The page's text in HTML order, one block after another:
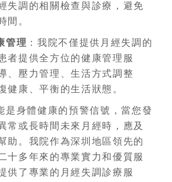
失調的相關檢查與診療，避免
間。
管理 ：我院不僅提供月經失調的
者提供全方位的健康管理服
、壓力管理、生活方式調整
健康、平衡的生活狀態。
是身體健康的預警信號，當您發
常或長時間未來月經時，應及
助。我院作為深圳地區領先的
十多年來的專業實力和優質服
供了專業的月經失調診療服